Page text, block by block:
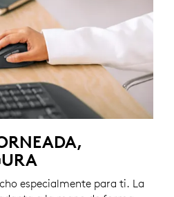
especialmente para ti. La